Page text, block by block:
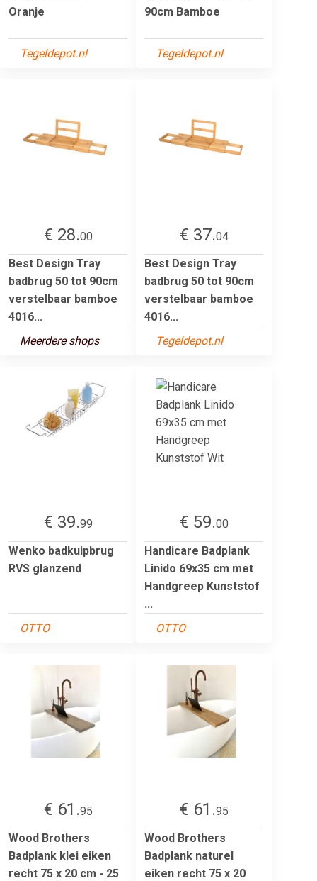
Oranje
Tegeldepot.nl
90cm Bamboe
Tegeldepot.nl
€ 28.00
Best Design Tray
badbrug 50 tot 90cm
verstelbaar bamboe
4016...
Meerdere shops
€ 37.04
Best Design Tray
badbrug 50 tot 90cm
verstelbaar bamboe
4016...
Tegeldepot.nl
€ 39.99
Wenko badkuipbrug
RVS glanzend
OTTO
€ 59.00
Handicare Badplank
Linido 69x35 cm met
Handgreep Kunststof
...
OTTO
€ 61.95
Wood Brothers
Badplank klei eiken
recht 75 x 20 cm - 25
€ 61.95
Wood Brothers
Badplank naturel
eiken recht 75 x 20